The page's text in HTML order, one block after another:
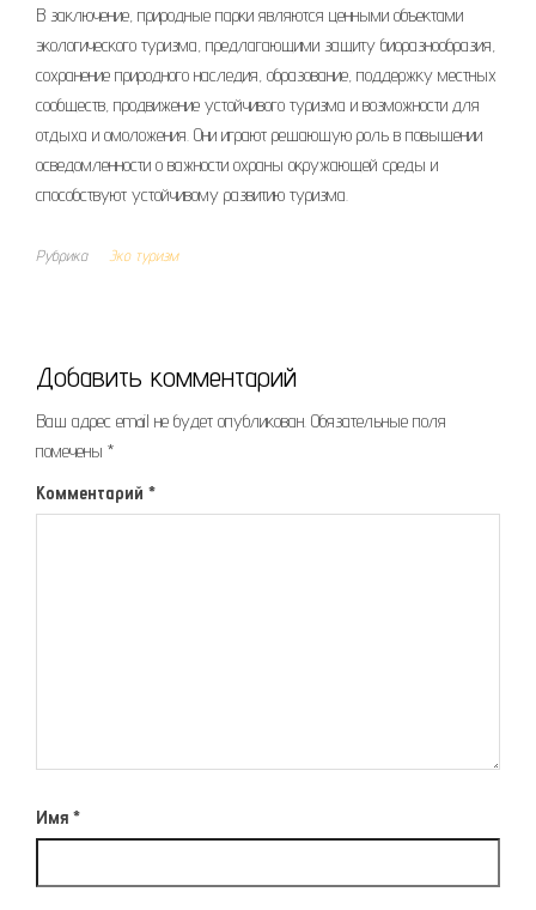
В заключение, природные парки являются ценными объектами
экологического туризма, предлагающими защиту биоразнообразия,
сохранение природного наследия, образование, поддержку местных
сообществ, продвижение устойчивого туризма и возможности для
отдыха и омоложения. Они играют решающую роль в повышении
осведомленности о важности охраны окружающей среды и
способствуют устойчивому развитию туризма.
Рубрика Эко туризм
Добавить комментарий
Ваш адрес email не будет опубликован. Обязательные поля
помечены *
Комментарий *
Имя *